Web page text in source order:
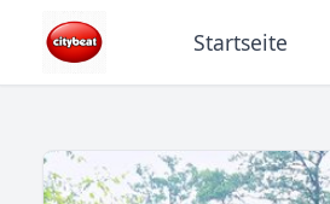
Startseite